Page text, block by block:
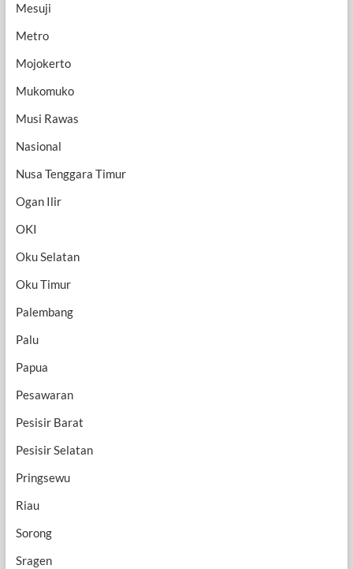
Mesuji
Metro
Mojokerto
Mukomuko
Musi Rawas
Nasional
Nusa Tenggara Timur
Ogan Ilir
OKI
Oku Selatan
Oku Timur
Palembang
Palu
Papua
Pesawaran
Pesisir Barat
Pesisir Selatan
Pringsewu
Riau
Sorong
Sragen